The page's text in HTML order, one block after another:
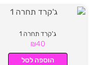
ג'קרד תחרה 1
₪40
הוספה לסל